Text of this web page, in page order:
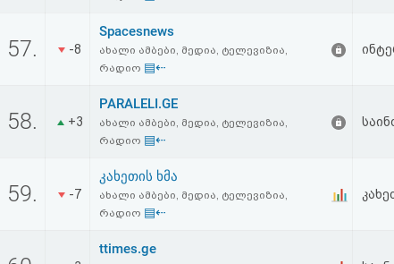
57. -8
Spacesnews
ახალი ამბები, მედია, ტელევიზია,
რადიო ▤⇠
58. +3
PARALELI.GE
ახალი ამბები, მედია, ტელევიზია,
რადიო ▤⇠
59. -7
კახეთის ხმა
ახალი ამბები, მედია, ტელევიზია,
რადიო ▤⇠
ttimes.ge